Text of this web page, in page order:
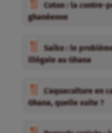
Coton : la contre-
ghanéenne
Saiko : le
illégale au Ghana
L’aquaculture en
Ghana, quelle suite ?